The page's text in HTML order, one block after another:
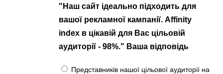
"Наш сайт ідеально підходить для
вашої рекламної кампанії. Affinity
index в цікавій для Вас цільовій
аудиторії - 98%." Ваша відповідь
Представників нашої цільової аудиторії на